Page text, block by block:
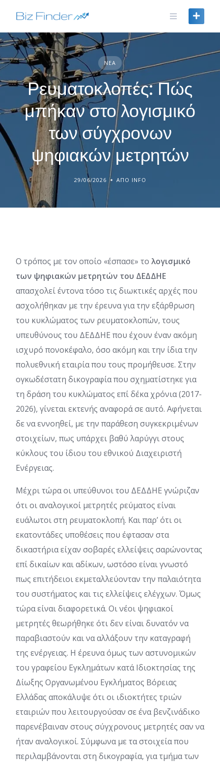
ΝΈΑ
Ρευματοκλοπές: Πώς
μπήκαν στο λογισμικό
των σύγχρονων
ψηφιακών μετρητών
29/06/2026 ΑΠΌ INFO
Ο τρόπος με τον οποίο «έσπασε» το λογισμικό
των ψηφιακών μετρητών του ΔΕΔΔΗΕ
απασχολεί έντονα τόσο τις διωκτικές αρχές που
ασχολήθηκαν με την έρευνα για την εξάρθρωση
του κυκλώματος των ρευματοκλοπών, τους
υπευθύνους του ΔΕΔΔΗΕ που έχουν έναν ακόμη
ισχυρό πονοκέφαλο, όσο ακόμη και την ίδια την
πολυεθνική εταιρία που τους προμήθευσε. Στην
ογκωδέστατη δικογραφία που σχηματίστηκε για
τη δράση του κυκλώματος επί δέκα χρόνια (2017-
2026), γίνεται εκτενής αναφορά σε αυτό. Αφήνεται
δε να εννοηθεί, με την παράθεση συγκεκριμένων
στοιχείων, πως υπάρχει βαθύ λαρύγγι στους
κύκλους του ίδιου του εθνικού Διαχειριστή
Ενέργειας.
Μέχρι τώρα οι υπεύθυνοι του ΔΕΔΔΗΕ γνώριζαν
ότι οι αναλογικοί μετρητές ρεύματος είναι
ευάλωτοι στη ρευματοκλοπή. Και παρ’ ότι οι
εκατοντάδες υποθέσεις που έφτασαν στα
δικαστήρια είχαν σοβαρές ελλείψεις σαρώνοντας
επί δικαίων και αδίκων, ωστόσο είναι γνωστό
πως επιτήδειοι εκμεταλλεύονταν την παλαιότητα
του συστήματος και τις ελλείψεις ελέγχων. Όμως
τώρα είναι διαφορετικά. Οι νέοι ψηφιακοί
μετρητές θεωρήθηκε ότι δεν είναι δυνατόν να
παραβιαστούν και να αλλάξουν την καταγραφή
της ενέργειας. Η έρευνα όμως των αστυνομικών
του γραφείου Εγκλημάτων κατά Ιδιοκτησίας της
Δίωξης Οργανωμένου Εγκλήματος Βόρειας
Ελλάδας αποκάλυψε ότι οι ιδιοκτήτες τριών
εταιριών που λειτουργούσαν σε ένα βενζινάδικο
παρενέβαιναν στους σύγχρονους μετρητές σαν να
ήταν αναλογικοί. Σύμφωνα με τα στοιχεία που
περιλαμβάνονται στη δικογραφία, για τμήμα των